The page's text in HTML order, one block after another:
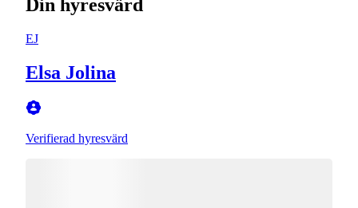
Din hyresvärd
EJ
Elsa Jolina
Verifierad hyresvärd